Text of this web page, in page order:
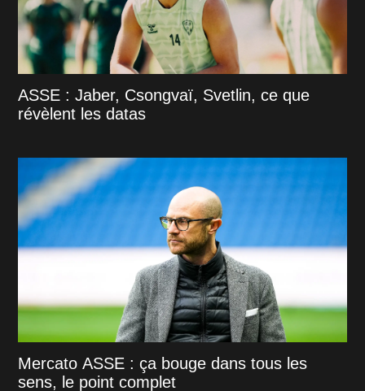
ASSE : Jaber, Csongvaï, Svetlin, ce que
révèlent les datas
Mercato ASSE : ça bouge dans tous les
sens, le point complet